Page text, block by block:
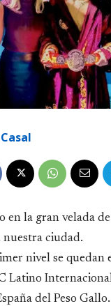
en la gran velada
nuestra ciudad.
nivel se quedan
Latino
del Peso Gallo.